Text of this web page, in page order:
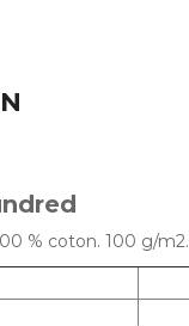
% coton. 100 g/m2.